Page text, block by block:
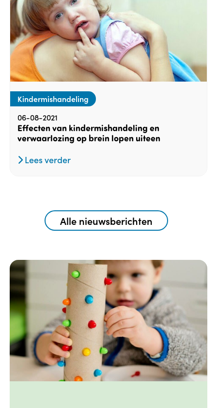
Kindermishandeling
06-08-2021
Effecten van kindermishandeling en
verwaarlozing op brein lopen uiteen
Lees verder
Alle nieuwsberichten